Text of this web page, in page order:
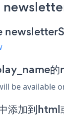
be available
添加到html